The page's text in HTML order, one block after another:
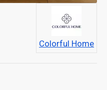
Colorful Home